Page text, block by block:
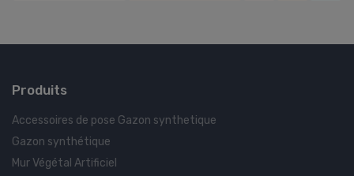
Produits
Accessoires de pose Gazon synthetique
Gazon synthétique
Mur Végétal Artificiel